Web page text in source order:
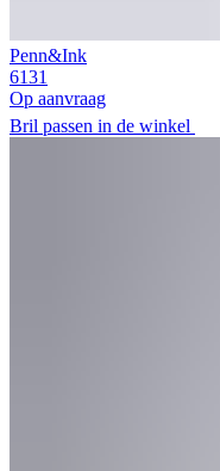
Penn&Ink
6131
Op aanvraag
Bril passen in de winkel